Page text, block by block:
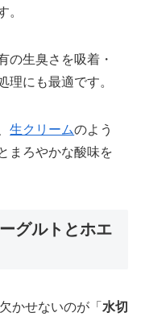
。
の生臭さを吸着・
理にも最適です。
生クリームのよう
まろやかな酸味を
グルトとホエ
かせないのが「 水切